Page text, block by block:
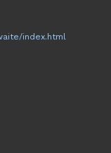
index.html